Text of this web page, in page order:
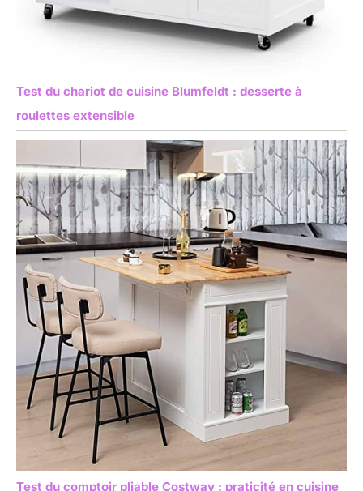
Test du chariot de cuisine Blumfeldt : desserte à
roulettes extensible
Test du comptoir pliable Costway : praticité en cuisine